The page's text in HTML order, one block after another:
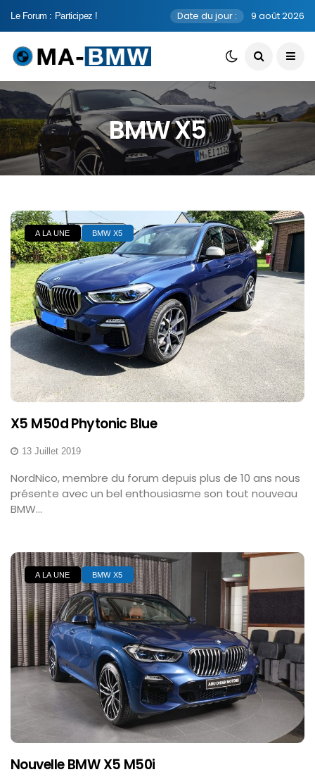
Le Forum : Participez ! Date du jour : 9 août 2026
BMW X5
A LA UNE BMW X5
X5 M50d Phytonic Blue
13 Juillet 2019
NordNico, membre du forum depuis plus de 10 ans nous
présente avec un bel enthousiasme son tout nouveau
BMW...
A LA UNE BMW X5
Nouvelle BMW X5 M50i